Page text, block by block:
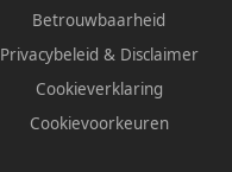
Betrouwbaarheid
Privacybeleid & Disclaimer
Cookieverklaring
Cookievoorkeuren